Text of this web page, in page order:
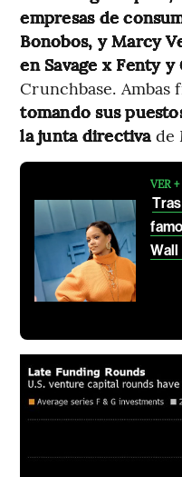
empresas de
Bonobos, y Marcy
en Savage x Fenty
Crunchbase.
tomando sus
la junta directivade
VER +